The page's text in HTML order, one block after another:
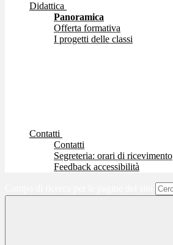
Didattica
Panoramica
Offerta formativa
I progetti delle classi
Contatti
Contatti
Segreteria: orari di ricevimento
Feedback accessibilità